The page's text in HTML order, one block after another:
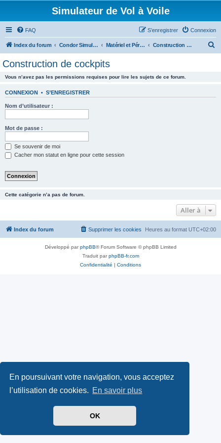
En poursuivant votre navigation, vous acceptez
l’utilisation de cookies. En savoir plus
OK
Simulateur de Vol à Voile
FAQ Connexion
S’enregistrer
Index du forum Condor Simulateur de Vol à Voile Matériel et Périphériques Construction de cockpits
Construction de cockpits
Vous n’avez pas les permissions requises pour lire les sujets de ce forum.
CONNEXION • S’ENREGISTRER
Nom d’utilisateur :
Mot de passe :
Se souvenir de moi
Cacher mon statut en ligne pour cette session
Cette catégorie n’a pas de forum.
Aller à
Index du forum Heures au format UTC+02:00
Supprimer les cookies
Développé parphpBB® Forum Software © phpBB Limited
Traduit parphpBB-fr.com
Confidentialité | Conditions